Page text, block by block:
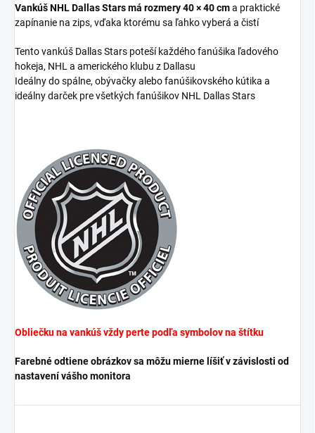
Vankúš NHL Dallas Stars má rozmery 40 × 40 cma praktické
zapínanie na zips, vďaka ktorému sa ľahko vyberá a čistí
Tento vankúš Dallas Stars poteší každého fanúšika ľadového
hokeja, NHL a amerického klubu z Dallasu
Ideálny do spálne, obývačky alebo fanúšikovského kútika a
ideálny darček pre všetkých fanúšikov NHL Dallas Stars
Obliečku na vankúš vždy perte podľa symbolov na štítku
Farebné odtiene obrázkov sa môžu mierne líšiť v závislosti od
nastavení vášho monitora